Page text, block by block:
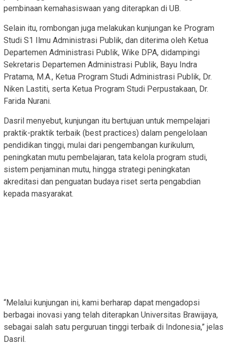
pembinaan kemahasiswaan yang diterapkan di UB.
Selain itu, rombongan juga melakukan kunjungan ke Program
Studi S1 Ilmu Administrasi Publik, dan diterima oleh Ketua
Departemen Administrasi Publik, Wike DPA, didampingi
Sekretaris Departemen Administrasi Publik, Bayu Indra
Pratama, M.A., Ketua Program Studi Administrasi Publik, Dr.
Niken Lastiti, serta Ketua Program Studi Perpustakaan, Dr.
Farida Nurani.
Dasril menyebut, kunjungan itu bertujuan untuk mempelajari
praktik-praktik terbaik (best practices) dalam pengelolaan
pendidikan tinggi, mulai dari pengembangan kurikulum,
peningkatan mutu pembelajaran, tata kelola program studi,
sistem penjaminan mutu, hingga strategi peningkatan
akreditasi dan penguatan budaya riset serta pengabdian
kepada masyarakat.
“Melalui kunjungan ini, kami berharap dapat mengadopsi
berbagai inovasi yang telah diterapkan Universitas Brawijaya,
sebagai salah satu perguruan tinggi terbaik di Indonesia,” jelas
Dasril.